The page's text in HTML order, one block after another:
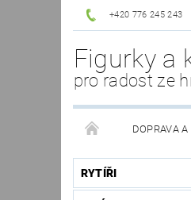
+420 776 245 243
Figurky a
pro radost ze
DOPRAVA
RYTÍŘI